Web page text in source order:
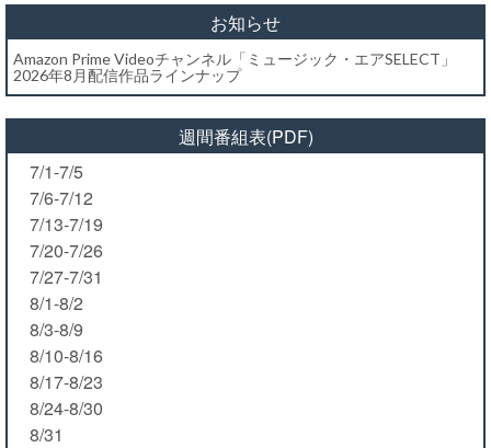
お知らせ
Amazon Prime Videoチャンネル「ミュージック・エアSELECT」
2026年8月配信作品ラインナップ
週間番組表(PDF)
7/1-7/5
7/6-7/12
7/13-7/19
7/20-7/26
7/27-7/31
8/1-8/2
8/3-8/9
8/10-8/16
8/17-8/23
8/24-8/30
8/31